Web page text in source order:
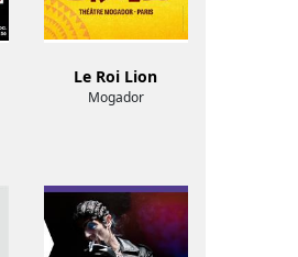
Le Roi Lion
Mogador